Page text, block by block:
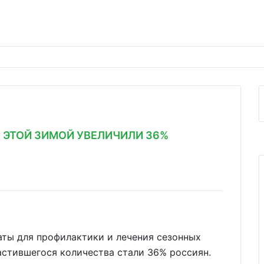
ЗИМОЙ УВЕЛИЧИЛИ 36%
для профилактики и лечения сезонных
количества стали 36% россиян.